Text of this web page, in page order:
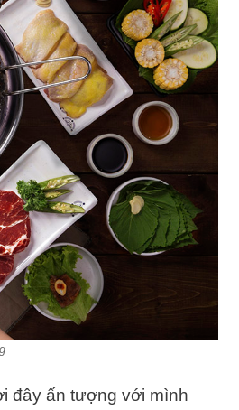
đây ấn tượng với mình